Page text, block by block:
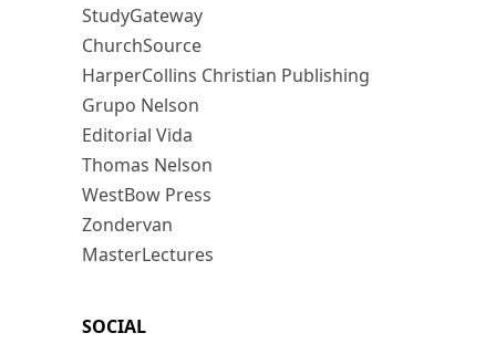
StudyGateway
ChurchSource
HarperCollins Christian Publishing
Grupo Nelson
Editorial Vida
Thomas Nelson
WestBow Press
Zondervan
MasterLectures
SOCIAL